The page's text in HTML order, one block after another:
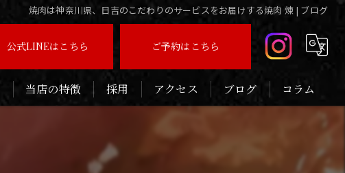
焼肉は神奈川県、日吉のこだわりのサービスをお届けする焼肉 煉 | ブログ
公式LINEはこちら ご予約はこちら
当店の特徴 採用 アクセス ブログ コラム